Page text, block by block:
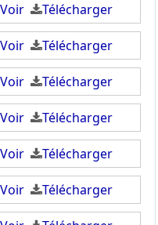
Voir Télécharger
Voir Télécharger
Voir Télécharger
Voir Télécharger
Voir Télécharger
Voir Télécharger